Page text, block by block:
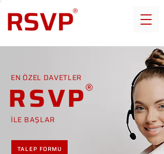
EN ÖZEL DAVETLER
RSVP
İLE BAŞLAR
TALEP FORMU